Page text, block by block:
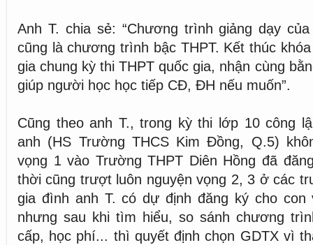
Anh T. chia sẻ: “Chương trình giảng dạy
cũng là chương trình bậc THPT. Kết thúc
gia chung kỳ thi THPT quốc gia, nhận cùng
giúp người học học tiếp CĐ, ĐH nếu muốn”.
Cũng theo anh T., trong kỳ thi lớp 10 công
anh (HS Trường THCS Kim Đồng, Q.5)
vọng 1 vào Trường THPT Diên Hồng đã
thời cũng trượt luôn nguyện vọng 2, 3 ở các
gia đình anh T. có dự định đăng ký cho con
nhưng sau khi tìm hiểu, so sánh chương
cấp, học phí... thì quyết định chọn GDTX vì